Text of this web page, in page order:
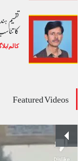
تقسیم
کا
کالم/
بیٹیاں
پسند کی
Featured Videos